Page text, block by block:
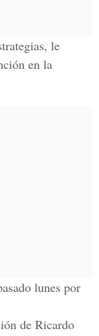
le
en la
lunes por
de Ricardo